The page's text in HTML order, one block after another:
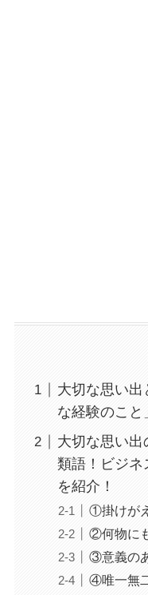
大切な思い出
な経験のこと
大切な思い出
類語！ビジネ
を紹介！
①掛けが
②何物に
③意義の
④唯一無